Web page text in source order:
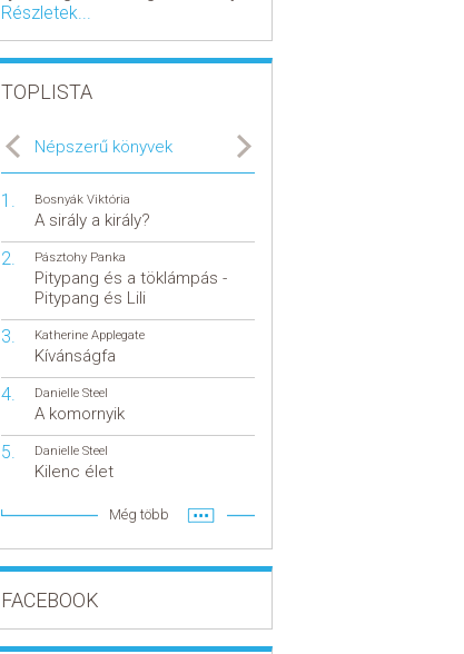
Részletek...
TOPLISTA
Népszerű könyvek
Bosnyák Viktória
A sirály a király?
Pásztohy Panka
Pitypang és a töklámpás -
Pitypang és Lili
Katherine Applegate
Kívánságfa
Danielle Steel
A komornyik
Danielle Steel
Kilenc élet
Még több
FACEBOOK